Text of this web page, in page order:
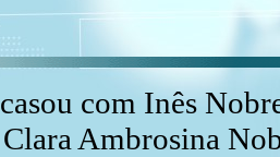
com Inês
Ambrosina